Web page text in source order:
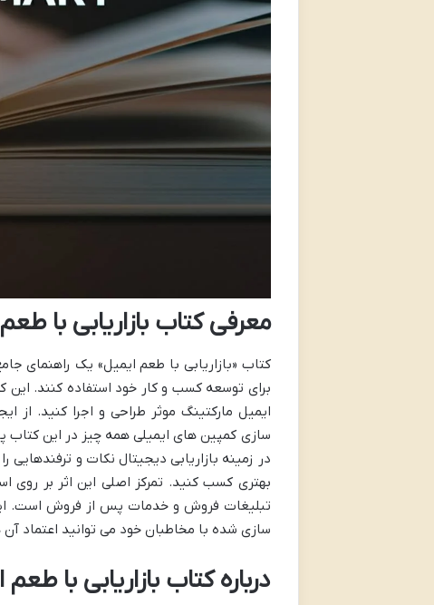
معرفی کتاب بازاریابی با
کتاب «بازاریابی با طعم ایمیل» یک راهنمای
برای توسعه کسب و کار خود استفاده کنند. این
ایمیل مارکتینگ موثر طراحی و اجرا کنید.
سازی کمپین های ایمیلی همه چیز در این
در زمینه بازاریابی دیجیتال نکات و
بهتری کسب کنید. تمرکز اصلی این اثر بر روی
تبلیغات فروش و خدمات پس از فروش است.
سازی شده با مخاطبان خود می توانید اعتماد
درباره کتاب بازاریابی با